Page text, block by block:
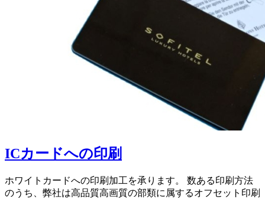
ICカードへの印刷
ホワイトカードへの印刷加工を承ります。 数ある印刷方法
のうち、弊社は高品質高画質の部類に属するオフセット印刷